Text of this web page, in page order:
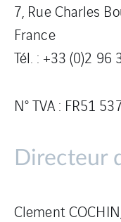
7, Rue Charles
France
Tél. : +33 (0)2 96
N° TVA : FR51
Directeur
Clement